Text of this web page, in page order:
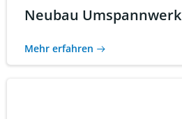
Neubau Umspannwerk
Mehr erfahren